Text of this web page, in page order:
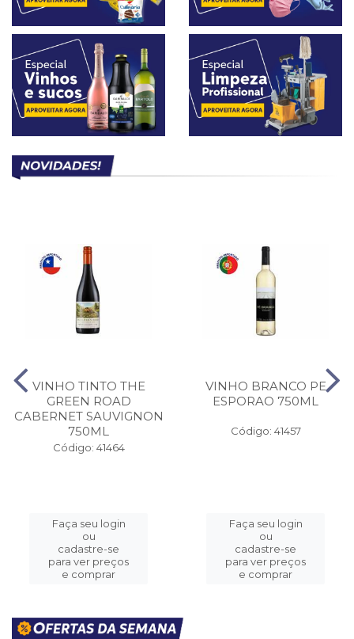
VINHO TINTO THE
GREEN ROAD
CABERNET SAUVIGNON
750ML
Código: 41464
Faça seu login
ou
cadastre-se
para ver preços
e comprar
VINHO BRANCO PE
ESPORAO 750ML
Código: 41457
Faça seu login
ou
cadastre-se
para ver preços
e comprar